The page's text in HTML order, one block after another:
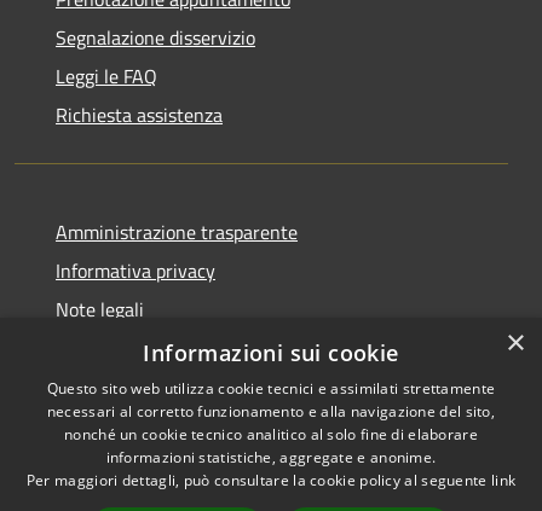
Segnalazione disservizio
Leggi le FAQ
Richiesta assistenza
Amministrazione trasparente
Informativa privacy
Note legali
Dichiarazione di accessibilità
RSS
Accessibilità
Copyright © 2026 • Comune di
Gravina di Catania • Powered
×
Informazioni sui cookie
Questo sito web utilizza cookie tecnici e assimilati strettamente
necessari al corretto funzionamento e alla navigazione del sito,
nonché un cookie tecnico analitico al solo fine di elaborare
informazioni statistiche, aggregate e anonime.
Per maggiori dettagli, può consultare la cookie policy al seguente link